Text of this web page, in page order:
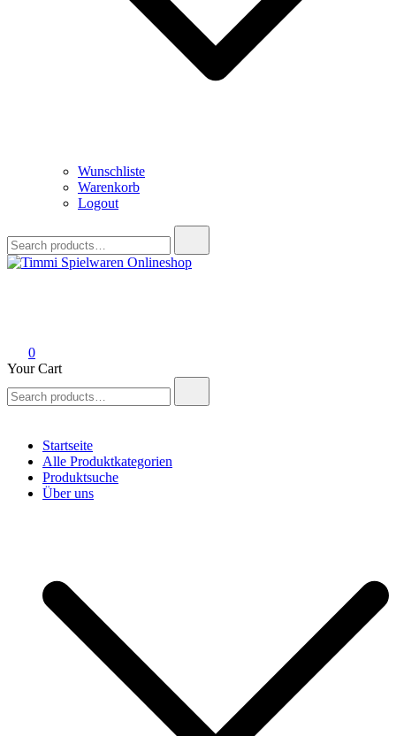
Wunschliste
Warenkorb
Logout
for:
0
Your Cart
for:
Startseite
Alle Produktkategorien
Produktsuche
Über uns